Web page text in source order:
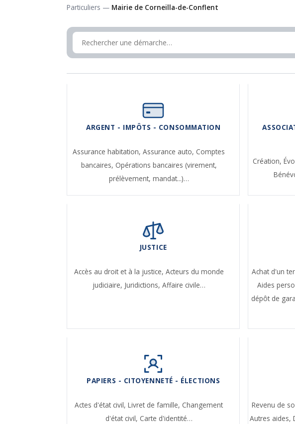
Particuliers — Mairie de Corneilla-de-Conflent
ARGENT - IMPÔTS - CONSOMMATION
Assurance habitation,Assurance auto, Comptes
bancaires, Opérations bancaires (virement,
prélèvement, mandat...)…
Création,
JUSTICE
Accès au droit et à la justice, Acteurs du monde
judiciaire, Juridictions, Affaire civile…
Achat d'un
Aides
dépôt de
PAPIERS - CITOYENNETÉ - ÉLECTIONS
Actes d'état civil,Livret de famille, Changement
d'état civil, Carte d'identité…
Revenu de
Autres aides,